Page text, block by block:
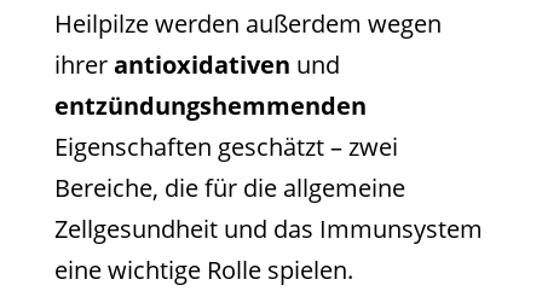
Heilpilze werden außerdem wegen
ihrerantioxidativen und
entzündungshemmenden
Eigenschaften geschätzt – zwei
Bereiche, die für die allgemeine
Zellgesundheit und das Immunsystem
eine wichtige Rolle spielen.